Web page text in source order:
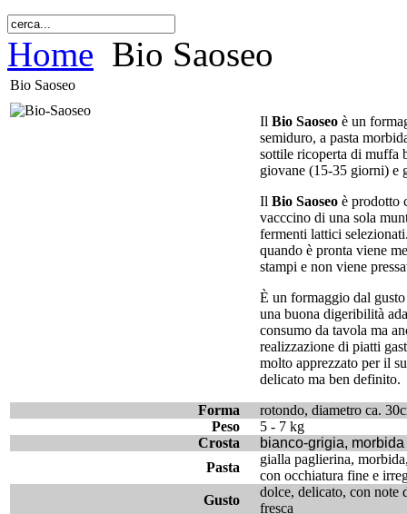
Home Bio Saoseo
Bio Saoseo
Il Bio Saoseo è un
semiduro, a pasta
sottile ricoperta di muffa
giovane (15-35 giorni) e
Il Bio Saoseo è prodotto
vacccino di una sola
fermenti lattici
quando è pronta viene
stampi e non viene
È un formaggio dal
una buona digeribilità
consumo da tavola ma
realizzazione di piatti
molto apprezzato per il
delicato ma ben definito.
Forma
rotondo, diametro ca.
Peso
5 - 7 kg
Crosta
bianco-grigia, morbida
Pasta
gialla paglierina,
con occhiatura fine e
Gusto
dolce, delicato, con note
fresca